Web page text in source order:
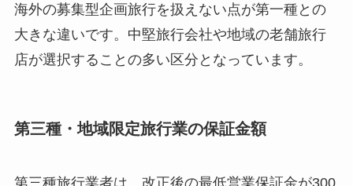
海外の募集型企画旅行を扱えない点が第一種との
大きな違いです。中堅旅行会社や地域の老舗旅行
店が選択することの多い区分となっています。
第三種・地域限定旅行業の保証金額